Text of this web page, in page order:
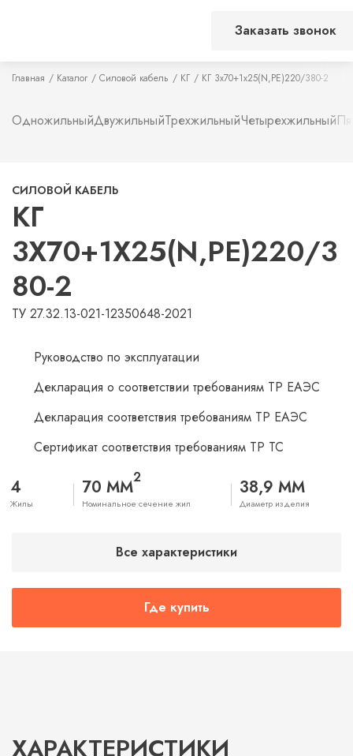
Заказать звонок
Главная Каталог Силовой кабель КГ КГ 3х70+1х25(N,PE)220/380-2
ОдножильныйДвужильныйТрехжильныйЧетырехжильный
СИЛОВОЙ КАБЕЛЬ
КГ
3Х70+1Х25(N,PE)220/3
80-2
ТУ 27.32.13-021-12350648-2021
Руководство по эксплуатации
Декларация о соответствии требованиям ТР ЕАЭС
Декларация соответствия требованиям ТР ЕАЭС
Сертификат соответствия требованиям ТР ТС
4
Жилы
70 ММ2
Номинальное сечение жил
38,9 ММ
Диаметр изделия
Все характеристики
Где купить
ХАРАКТЕРИСТИКИ